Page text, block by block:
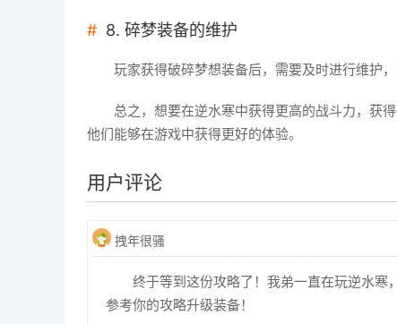
8. 碎梦装备的维护
玩家获得破碎梦想装备后，需要及时进行维护
总之，想要在逆水寒中获得更高的战斗力，获
他们能够在游戏中获得更好的体验。
用户评论
拽年很骚
终于等到这份攻略了！我弟一直在玩逆水
参考你的攻略升级装备！